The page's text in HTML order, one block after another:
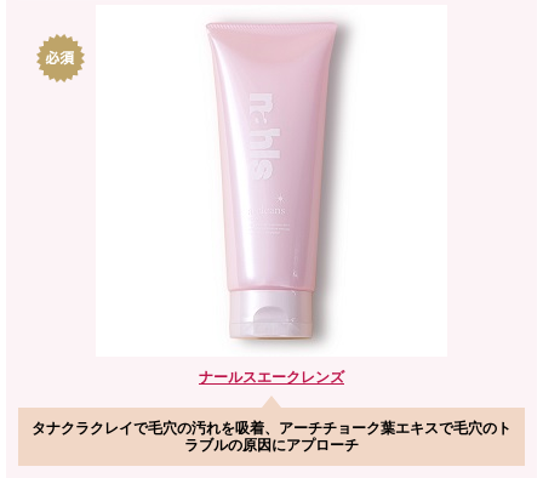
ナールスエークレンズ
タナクラクレイで毛穴の汚れを吸着、アーチチョーク葉エキスで毛穴のト
ラブルの原因にアプローチ